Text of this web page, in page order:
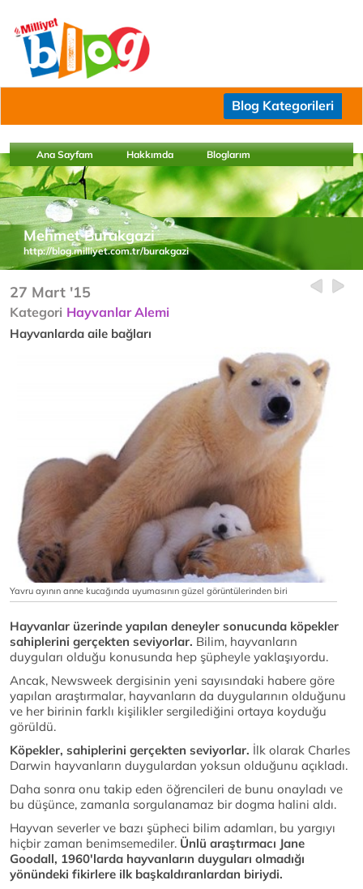
Blog Kategorileri
Ana Sayfam Hakkımda Bloglarım
Mehmet Burakgazi
http://blog.milliyet.com.tr/burakgazi
27 Mart '15
Kategori Hayvanlar Alemi
Hayvanlarda aile bağları
Yavru ayının anne kucağında uyumasının güzel görüntülerinden biri
Hayvanlar üzerinde yapılan deneyler sonucunda köpekler
sahiplerini gerçekten seviyorlar. Bilim, hayvanların
duyguları olduğu konusunda hep şüpheyle yaklaşıyordu.
Ancak, Newsweek dergisinin yeni sayısındaki habere göre
yapılan araştırmalar, hayvanların da duygularının olduğunu
ve her birinin farklı kişilikler sergilediğini ortaya koyduğu
görüldü.
Köpekler, sahiplerini gerçekten seviyorlar. İlk olarak Charles
Darwin hayvanların duygulardan yoksun olduğunu açıkladı.
Daha sonra onu takip eden öğrencileri de bunu onayladı ve
bu düşünce, zamanla sorgulanamaz bir dogma halini aldı.
Hayvan severler ve bazı şüpheci bilim adamları, bu yargıyı
hiçbir zaman benimsemediler. Ünlü araştırmacı Jane
Goodall, 1960'larda hayvanların duyguları olmadığı
yönündeki fikirlere ilk başkaldıranlardan biriydi.